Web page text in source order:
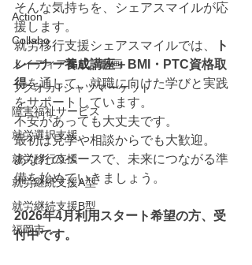
Action
Collabo
メイディア掲載・動画
フクオカTシャツマーケット
障害福祉サービス
就労選択支援
就労移行支援
就労継続支援A型
就労継続支援B型
福岡市
そんな気持ちを、シェアスマイルが応
援します。
就労移行支援シェアスマイルでは、
ト
レーナー養成講座＋BMI・PTC資格取
得を通して、就職に向けた学びと実践
をサポートしています。
不安があっても大丈夫です。
最初は見学や相談からでも大歓迎。
あなたのペースで、未来につながる準
備を始めていきましょう。
2026年4月利用スタート希望の方、受
付中です。